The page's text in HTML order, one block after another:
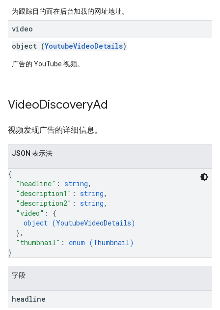
为跟踪目的而在后台加载的网址地址。
video
object (YoutubeVideoDetails)
广告的 YouTube 视频。
VideoDiscoveryAd
视频发现广告的详细信息。
JSON 表示法
{
"headline" : string,
"description1" : string,
"description2" : string,
"video" : {
object (YoutubeVideoDetails)
},
"thumbnail" : enum (Thumbnail)
}
字段
headline